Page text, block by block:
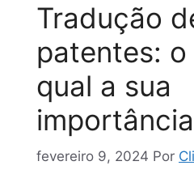
Tradução
patentes: o
qual a sua
importância
fevereiro 9, 2024 Por